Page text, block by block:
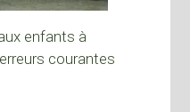
enfants à
courantes